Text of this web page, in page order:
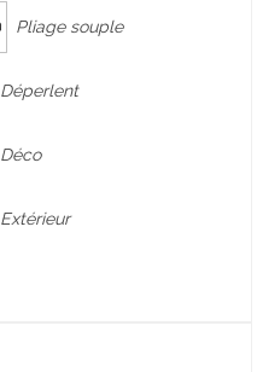
Pliage souple
Déperlent
Déco
Extérieur